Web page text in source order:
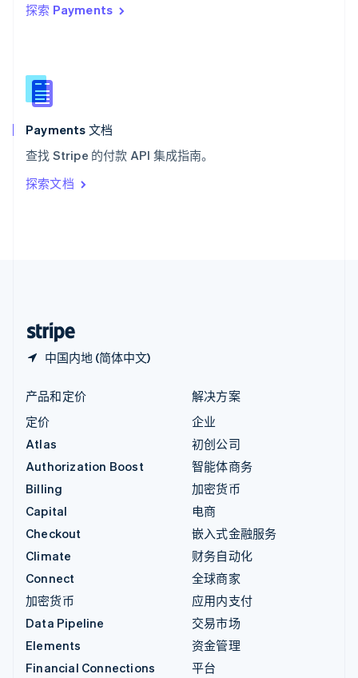
探索 Payments
Payments 文档
查找 Stripe 的付款 API 集成指南。
探索文档
中国内地 (简体中文)
西班牙
新西兰
English
匈牙利
English
ItalianoEnglish
印度
English
产品和定价
定价
Atlas
Authorization Boost
Billing
Capital
Checkout
Climate
Connect
加密货币
Data Pipeline
Elements
Financial Connections
解决方案
企业
初创公司
智能体商务
加密货币
电商
嵌入式金融服务
财务自动化
全球商家
应用内支付
交易市场
资金管理
平台